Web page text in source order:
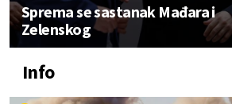
Sprema se sastanak Mađara i
Zelenskog
Info